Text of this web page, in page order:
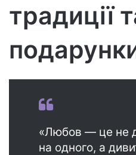
и
с
традиції
«Любов — це не
на одного, а